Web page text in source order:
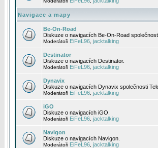
Navigace a mapy
Be-On-Road
Diskuze o navigacích Be-On-Road
Moderátoři EiFeL96 jacktalking
Destinator
Diskuze o navigacích Destinator.
Moderátoři EiFeL96 jacktalking
Dynavix
Diskuze o navigacích Dynavix společnosti
Moderátoři EiFeL96 jacktalking
iGO
Diskuze o navigacích iGO.
Moderátoři EiFeL96 jacktalking
Navigon
Diskuze o navigacích Navigon.
Moderátoři EiFeL96 jacktalking